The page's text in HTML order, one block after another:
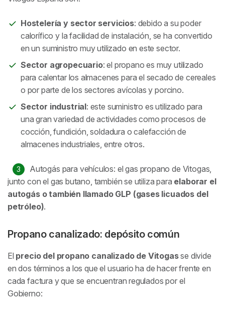
Hostelería y sector servicios: debido a su poder
calorífico y la facilidad de instalación, se ha convertido
en un suministro muy utilizado en este sector.
Sector agropecuario: el propano es muy utilizado
para calentar los almacenes para el secado de cereales
o por parte de los sectores avícolas y porcino.
Sector industrial: este suministro es utilizado para
una gran variedad de actividades como procesos de
cocción, fundición, soldadura o calefacción de
almacenes industriales, entre otros.
Autogás para vehículos: el gas propano de Vitogas,
junto con el gas butano, también se utiliza para elaborar el
autogás o también llamado GLP (gases licuados del
petróleo).
Propano canalizado: depósito común
El precio del propano canalizado de Vitogasse divide
en dos términos a los que el usuario ha de hacer frente en
cada factura y que se encuentran regulados por el
Gobierno: